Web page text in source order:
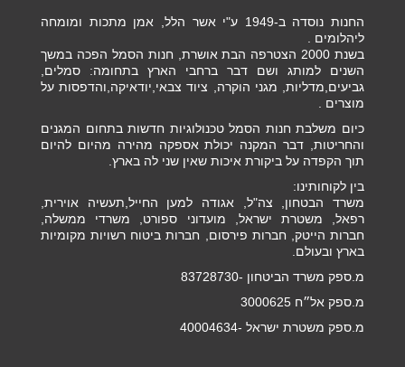
החנות נוסדה ב-1949 ע"י אשר הלל, אמן מתכות ומומחה
ליהלומים .
בשנת 2000 הצטרפה הבת אושרת, חנות הסמל הפכה במשך
השנים למותג ושם דבר ברחבי הארץ בתחומה: סמלים,
גביעים,מדליות, מגני הוקרה, ציוד צבאי,יודאיקה,והדפסות על
מוצרים .
כיום משלבת חנות הסמל טכנולוגיות חדשות בתחום המגנים
והחריטות, דבר המקנה יכולת אספקה מהירה מהיום להיום
תוך הקפדה על ביקורת איכות שאין שני לה בארץ.
בין לקוחותינו:
משרד הבטחון, צה"ל, אגודה למען החייל,תעשיה אוירית,
רפאל, משטרת ישראל, מועדוני ספורט, משרדי ממשלה,
חברות הייטק, חברות פירסום, חברות ביטוח רשויות מקומיות
בארץ ובעולם.
מ.ספק משרד הביטחון -83728730
מ.ספק אל״ח 3000625
מ.ספק משטרת ישראל -40004634